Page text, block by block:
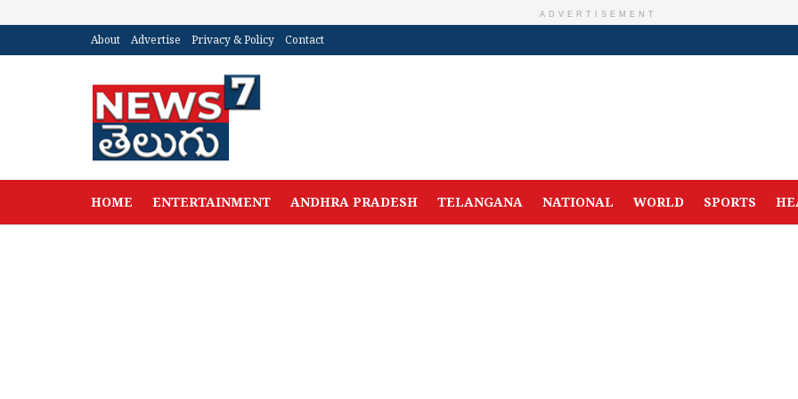
ADVERTISEMENT
About Advertise Privacy & Policy Contact
HOME ENTERTAINMENT ANDHRA PRADESH TELANGANA NATIONAL WORLD SPORTS